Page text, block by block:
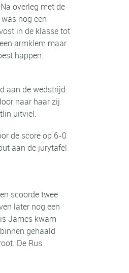
overleg met de
nog een
in de klasse tot
armklem maar
happen.
aan de wedstrijd
naar haar zij
uitviel.
de score op 6-0
aan de jurytafel
scoorde twee
later nog een
James kwam
gehaald
De Rus